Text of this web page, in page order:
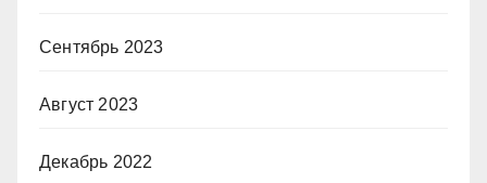
Сентябрь 2023
Август 2023
Декабрь 2022